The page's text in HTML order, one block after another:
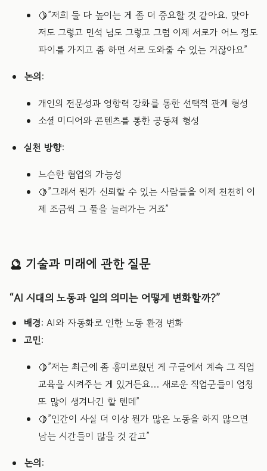
🍋”저희 둘 다 높이는 게 좀 더 중요할 것 같아요. 맞아
저도 그렇고 민석 님도 그렇고 그럼 이제 서로가 어느 정도
파이를 가지고 좀 하면 서로 도와줄 수 있는 거잖아요”
논의:
개인의 전문성과 영향력 강화를 통한 선택적 관계 형성
소셜 미디어와 콘텐츠를 통한 공동체 형성
실천 방향:
느슨한 협업의 가능성
🍋”그래서 뭔가 신뢰할 수 있는 사람들을 이제 천천히 이
제 조금씩 그 풀을 늘려가는 거죠”
🔮 기술과 미래에 관한 질문
“AI 시대의 노동과 일의 의미는 어떻게 변화할까?”
배경: AI와 자동화로 인한 노동 환경 변화
고민:
🍋”저는 최근에 좀 흥미로웠던 게 구글에서 계속 그 직업
교육을 시켜주는 게 있거든요… 새로운 직업군들이 엄청
또 많이 생겨나긴 할 텐데”
🍋”인간이 사실 더 이상 뭔가 많은 노동을 하지 않으면
남는 시간들이 많을 것 같고”
논의: